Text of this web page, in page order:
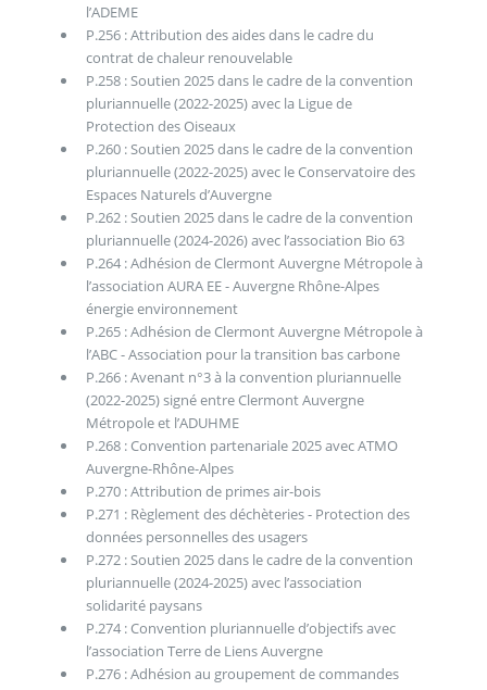
l’ADEME
P.256 : Attribution des aides dans le cadre du
contrat de chaleur renouvelable
P.258 : Soutien 2025 dans le cadre de la convention
pluriannuelle (2022-2025) avec la Ligue de
Protection des Oiseaux
P.260 : Soutien 2025 dans le cadre de la convention
pluriannuelle (2022-2025) avec le Conservatoire des
Espaces Naturels d’Auvergne
P.262 : Soutien 2025 dans le cadre de la convention
pluriannuelle (2024-2026) avec l’association Bio 63
P.264 : Adhésion de Clermont Auvergne Métropole à
l’association AURA EE - Auvergne Rhône-Alpes
énergie environnement
P.265 : Adhésion de Clermont Auvergne Métropole à
l’ABC - Association pour la transition bas carbone
P.266 : Avenant n°3 à la convention pluriannuelle
(2022-2025) signé entre Clermont Auvergne
Métropole et l’ADUHME
P.268 : Convention partenariale 2025 avec ATMO
Auvergne-Rhône-Alpes
P.270 : Attribution de primes air-bois
P.271 : Règlement des déchèteries - Protection des
données personnelles des usagers
P.272 : Soutien 2025 dans le cadre de la convention
pluriannuelle (2024-2025) avec l’association
solidarité paysans
P.274 : Convention pluriannuelle d’objectifs avec
l’association Terre de Liens Auvergne
P.276 : Adhésion au groupement de commandes